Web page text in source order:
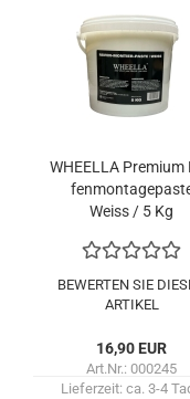
WHEEL­LA Pre­mi­um
Weiss / 5 Kg
BEWERTEN SIE
ARTIKEL
16,90 EUR
Art.Nr.: 000245
Lieferzeit: ca. 3-4